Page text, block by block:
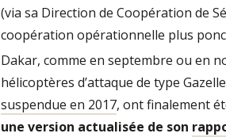
(via sa Direction de Coopération de
coopération opérationnelle plus
Dakar, comme en septembre ou en
hélicoptères d’attaque de type
suspendue en 2017, ont finalement
une version actualisée de son